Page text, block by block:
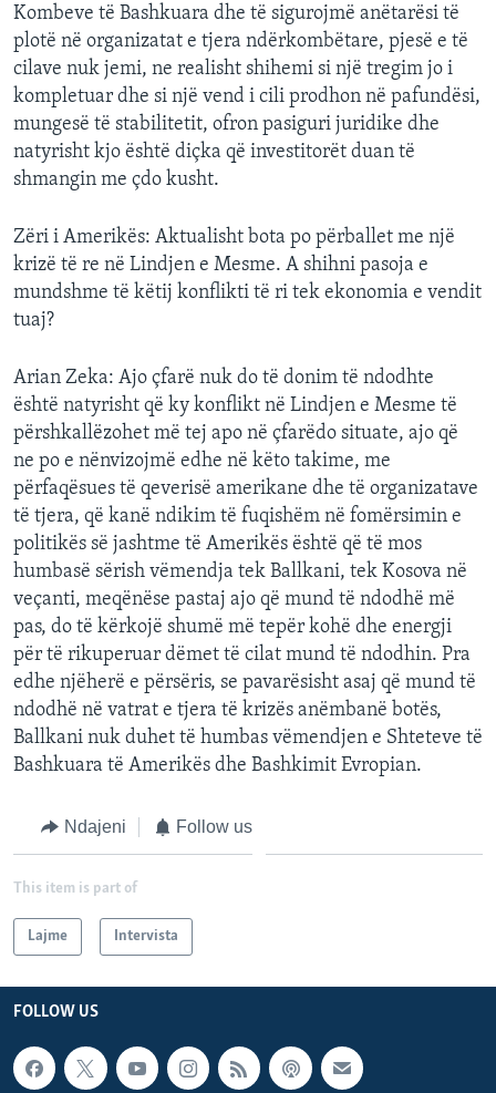
Kombeve të Bashkuara dhe të sigurojmë anëtarësi të
plotë në organizatat e tjera ndërkombëtare, pjesë e të
cilave nuk jemi, ne realisht shihemi si një tregim jo i
kompletuar dhe si një vend i cili prodhon në pafundësi,
mungesë të stabilitetit, ofron pasiguri juridike dhe
natyrisht kjo është diçka që investitorët duan të
shmangin me çdo kusht.
Zëri i Amerikës: Aktualisht bota po përballet me një
krizë të re në Lindjen e Mesme. A shihni pasoja e
mundshme të këtij konflikti të ri tek ekonomia e vendit
tuaj?
Arian Zeka: Ajo çfarë nuk do të donim të ndodhte
është natyrisht që ky konflikt në Lindjen e Mesme të
përshkallëzohet më tej apo në çfarëdo situate, ajo që
ne po e nënvizojmë edhe në këto takime, me
përfaqësues të qeverisë amerikane dhe të organizatave
të tjera, që kanë ndikim të fuqishëm në fomërsimin e
politikës së jashtme të Amerikës është që të mos
humbasë sërish vëmendja tek Ballkani, tek Kosova në
veçanti, meqënëse pastaj ajo që mund të ndodhë më
pas, do të kërkojë shumë më tepër kohë dhe energji
për të rikuperuar dëmet të cilat mund të ndodhin. Pra
edhe njëherë e përsëris, se pavarësisht asaj që mund të
ndodhë në vatrat e tjera të krizës anëmbanë botës,
Ballkani nuk duhet të humbas vëmendjen e Shteteve të
Bashkuara të Amerikës dhe Bashkimit Evropian.
Ndajeni Follow us
This item is part of
Lajme Intervista
FOLLOW US